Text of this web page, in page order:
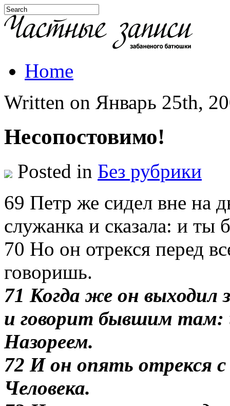
Home
Written on Январь 25th,
Несопостовимо!
Posted in Без рубрики
69 Петр же сидел вне на
служанка и сказала: и
70 Но он отрекся перед
говоришь.
71 Когда же он выходил
и говорит бывшим там:
Назореем.
72 И он опять отрекся
Человека.